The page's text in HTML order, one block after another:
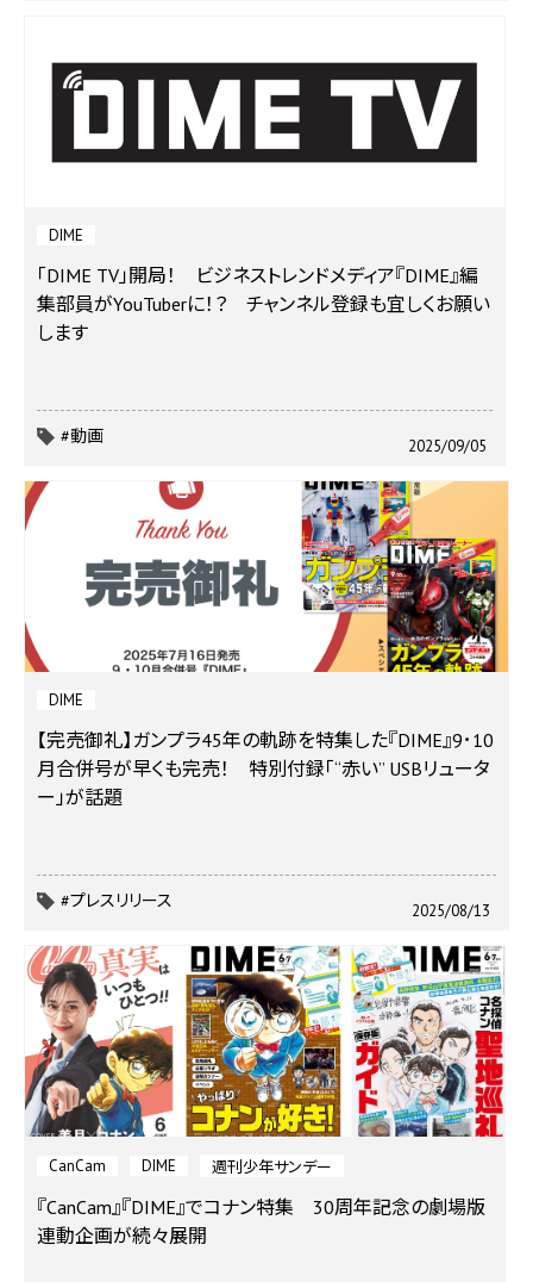
DIME
「DIME TV」開局！ ビジネストレンドメディア『DIME』編
集部員がYouTuberに！？ チャンネル登録も宜しくお願い
します
2025/09/05
#動画
DIME
【完売御礼】ガンプラ45年の軌跡を特集した『DIME』9･10
月合併号が早くも完売！ 特別付録「“赤い” USBリュータ
ー」が話題
2025/08/13
#プレスリリース
CanCam DIME 週刊少年サンデー
『CanCam』『DIME』でコナン特集 30周年記念の劇場版
連動企画が続々展開